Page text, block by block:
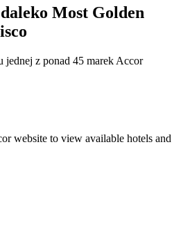
Most Golden
jednej z ponad 45 marek Accor
website to view available hotels and